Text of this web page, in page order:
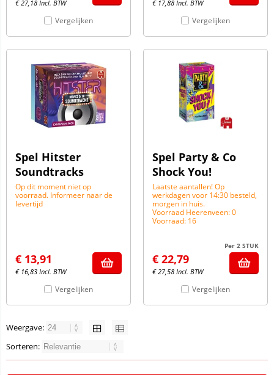
€27,18 Incl. BTW
Vergelijken
€ 17,88 Incl. BTW
Vergelijken
Spel Hitster
Soundtracks
Op dit moment niet op
voorraad. Informeer naar de
levertijd
€ 13,91
€ 16,83 Incl. BTW
Vergelijken
Spel Party & Co
Shock You!
Laatste aantallen! Op
werkdagen voor 14:30 besteld,
morgen in huis.
Voorraad Heerenveen: 0
Voorraad: 16
Per 2 STUK
€ 22,79
€27,58 Incl. BTW
Vergelijken
Weergave:
Sorteren: